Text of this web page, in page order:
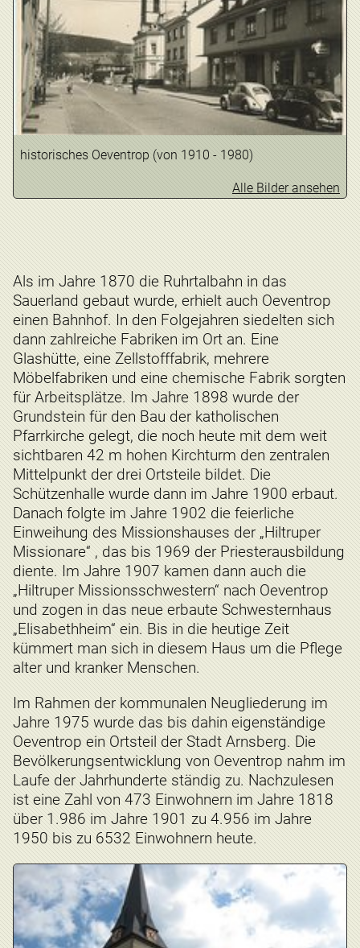
historisches Oeventrop (von 1910 - 1980)
Alle Bilder ansehen
Als im Jahre 1870 die Ruhrtalbahn in das
Sauerland gebaut wurde, erhielt auch Oeventrop
einen Bahnhof. In den Folgejahren siedelten sich
dann zahlreiche Fabriken im Ort an. Eine
Glashütte, eine Zellstofffabrik, mehrere
Möbelfabriken und eine chemische Fabrik sorgten
für Arbeitsplätze. Im Jahre 1898 wurde der
Grundstein für den Bau der katholischen
Pfarrkirche gelegt, die noch heute mit dem weit
sichtbaren 42 m hohen Kirchturm den zentralen
Mittelpunkt der drei Ortsteile bildet. Die
Schützenhalle wurde dann im Jahre 1900 erbaut.
Danach folgte im Jahre 1902 die feierliche
Einweihung des Missionshauses der „Hiltruper
Missionare“ , das bis 1969 der Priesterausbildung
diente. Im Jahre 1907 kamen dann auch die
„Hiltruper Missionsschwestern“ nach Oeventrop
und zogen in das neue erbaute Schwesternhaus
„Elisabethheim“ ein. Bis in die heutige Zeit
kümmert man sich in diesem Haus um die Pflege
alter und kranker Menschen.
Im Rahmen der kommunalen Neugliederung im
Jahre 1975 wurde das bis dahin eigenständige
Oeventrop ein Ortsteil der Stadt Arnsberg. Die
Bevölkerungsentwicklung von Oeventrop nahm im
Laufe der Jahrhunderte ständig zu. Nachzulesen
ist eine Zahl von 473 Einwohnern im Jahre 1818
über 1.986 im Jahre 1901 zu 4.956 im Jahre
1950 bis zu 6532 Einwohnern heute.